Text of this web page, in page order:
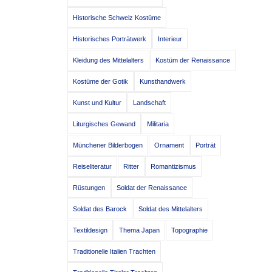
Historische Schweiz Kostüme
Historisches Porträtwerk Interieur
Kleidung des Mittelalters Kostüm der Renaissance
Kostüme der Gotik Kunsthandwerk
Kunst und Kultur Landschaft
Liturgisches Gewand Militaria
Münchener Bilderbogen Ornament Porträt
Reiseliteratur Ritter Romantizismus
Rüstungen Soldat der Renaissance
Soldat des Barock Soldat des Mittelalters
Textildesign Thema Japan Topographie
Traditionelle Italien Trachten